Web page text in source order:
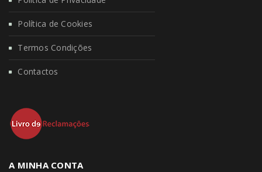
Política de Cookies
Termos Condições
Contactos
A MINHA CONTA